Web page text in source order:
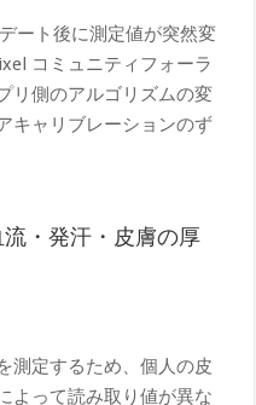
ート後に測定値が突然変
コミュニティフォーラ
リ側のアルゴリズムの変
キャリブレーションのず
・発汗・皮膚の厚
測定するため、個人の皮
よって読み取り値が異な